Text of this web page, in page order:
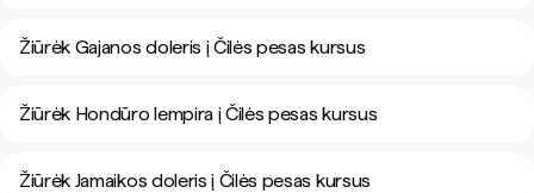
Žiūrėk Gajanos doleris į Čilės pesas kursus
Žiūrėk Hondūro lempira į Čilės pesas kursus
Žiūrėk Jamaikos doleris į Čilės pesas kursus